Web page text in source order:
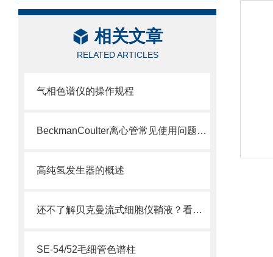
相关文章
RELATED ARTICLES
气相色谱仪的操作规程
BeckmanCoulter离心管常见使用问题解答，收藏起来！
高纯氢发生器的概述
还不了解贝克曼流式细胞仪鞘液？看这里就对了！
SE-54/52毛细管色谱柱